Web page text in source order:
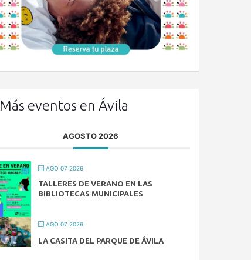
Más eventos en Ávila
AGOSTO 2026
AGO 07 2026
TALLERES DE VERANO EN LAS
BIBLIOTECAS MUNICIPALES
AGO 07 2026
LA CASITA DEL PARQUE DE ÁVILA